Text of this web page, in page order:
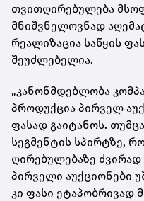
თვითღირებულება
მნიშვნელოვნად
რეალიზაცია საწყის
შეუძლებელია.
„კანონმდებლობა
პროდუქცია პირველ
ფასად გაიტანოს.
სეგმენტის სპირტზე,
ღირებულებაზე ძვირად
პირველი აუქციონები
კი ფასი ეტაპობრივად